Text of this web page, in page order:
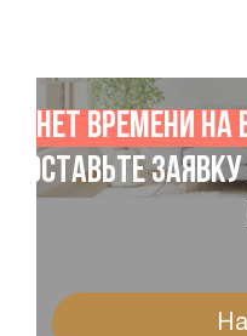
Нет времени
Оставьте